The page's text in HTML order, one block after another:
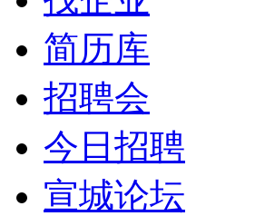
简历库
招聘会
今日招聘
宣城论坛